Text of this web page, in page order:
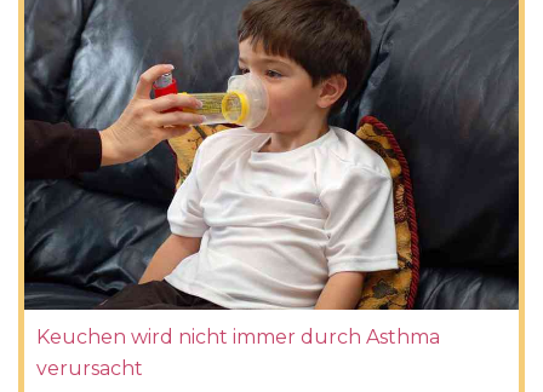
Keuchen wird nicht immer durch Asthma
verursacht